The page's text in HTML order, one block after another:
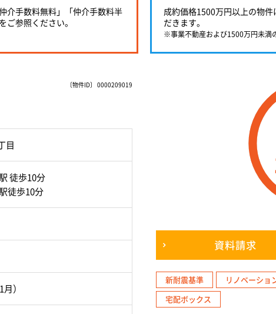
介手数料無料」「仲介手数料半
参照ください。
成約価格1500万円以上の物
だきます。
※事業不動産および1500万円未満
〔物件ID〕 0000209019
目
徒歩10分
徒歩10分
）
資料請求
新耐震基準
リノベーショ
宅配ボックス